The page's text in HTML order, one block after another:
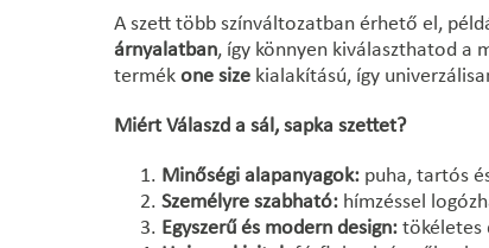
A szett több színváltozatban érhető el,
árnyalatban, így könnyen kiválaszthatod a
termék one size kialakítású, így
Miért Válaszd a sál, sapka szettet?
Minőségi alapanyagok: puha, tartós
Személyre szabható: hímzéssel
Egyszerű és modern design: tökéletes